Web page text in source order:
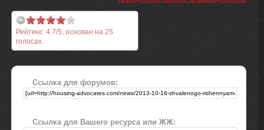
Рейтинг: 4.7/5, основан на 25
голосах.
Ссылка для форумов:
Ссылка для Вашего ресурса или ЖЖ: